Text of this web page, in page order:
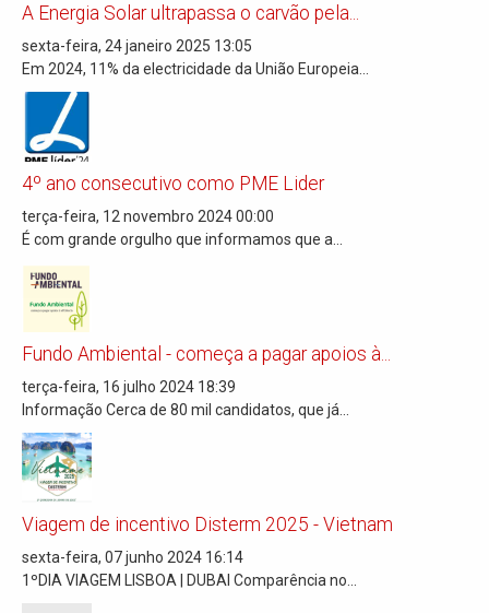
A Energia Solar ultrapassa o carvão pela...
sexta-feira, 24 janeiro 2025 13:05
Em 2024, 11% da electricidade da União Europeia...
4º ano consecutivo como PME Lider
terça-feira, 12 novembro 2024 00:00
É com grande orgulho que informamos que a...
Fundo Ambiental - começa a pagar apoios à...
terça-feira, 16 julho 2024 18:39
Informação Cerca de 80 mil candidatos, que já...
Viagem de incentivo Disterm 2025 - Vietnam
sexta-feira, 07 junho 2024 16:14
1ºDIA VIAGEM LISBOA | DUBAI Comparência no...